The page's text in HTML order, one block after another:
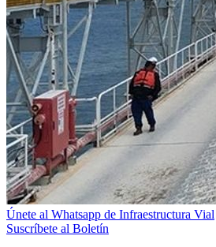
Únete al Whatsapp de Infraestructura Vial
Suscríbete al Boletín